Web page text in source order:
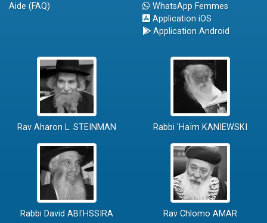
Aide (FAQ)
WhatsApp Femmes
Application iOS
Application Android
Rav Aharon L. STEINMAN Rabbi 'Haïm KANIEWSKI
Rabbi David ABI'HSSIRA Rav Chlomo AMAR